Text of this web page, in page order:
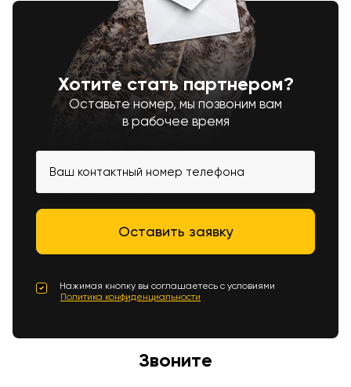
Хотите стать партнером?
Оставьте номер, мы позвоним вам
в рабочее время
Нажимая кнопку вы соглашаетесь с условиями
Политика конфиденциальности
Звоните